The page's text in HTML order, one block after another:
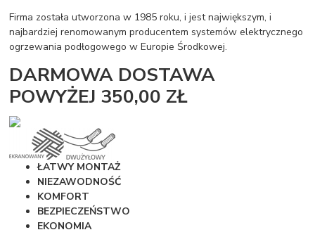
Firma została utworzona w 1985 roku, i jest największym, i
najbardziej renomowanym producentem systemów elektrycznego
ogrzewania podłogowego w Europie Środkowej.
DARMOWA DOSTAWA
POWYŻEJ 350,00 ZŁ
ŁATWY MONTAŻ
NIEZAWODNOŚĆ
KOMFORT
BEZPIECZEŃSTWO
EKONOMIA